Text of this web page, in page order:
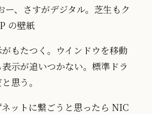
ー、さすがデジタル。芝生もク
の壁紙
もたつく。ウインドウを移動
示が追いつかない。標準ドラ
思う。
ネットに繋ごうと思ったら NIC